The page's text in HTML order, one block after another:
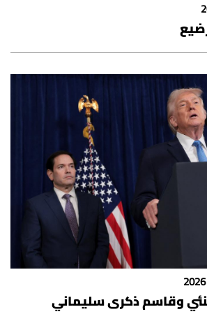
وقاسم ذكرى سليماني